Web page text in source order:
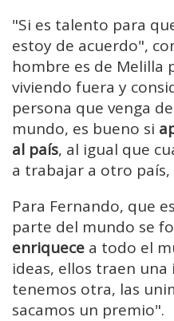
"Si es talento para
estoy de acuerdo",
hombre es de Melilla
viviendo fuera y
persona que venga
mundo, es bueno si
al país, al igual que
a trabajar a otro país,
Para Fernando, que
parte del mundo se
enriquece a todo el
ideas, ellos traen
tenemos otra, las
sacamos un premio".